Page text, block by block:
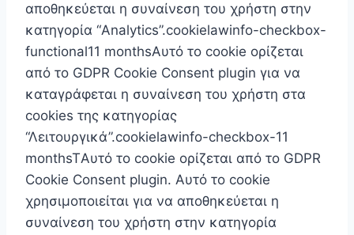
αποθηκεύεται η συναίνεση του χρήστη στην
κατηγορία “Analytics”.cookielawinfo-checkbox-
functional11 monthsΑυτό το cookie ορίζεται
από το GDPR Cookie Consent plugin για να
καταγράφεται η συναίνεση του χρήστη στα
cookies της κατηγορίας
“Λειτουργικά”.cookielawinfo-checkbox-11
monthsTΑυτό το cookie ορίζεται από το GDPR
Cookie Consent plugin. Αυτό το cookie
χρησιμοποιείται για να αποθηκεύεται η
συναίνεση του χρήστη στην κατηγορία